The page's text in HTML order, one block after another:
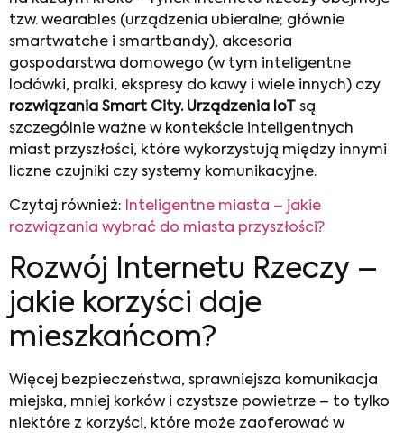
tzw. wearables (urządzenia ubieralne; głównie
smartwatche i smartbandy), akcesoria
gospodarstwa domowego (w tym inteligentne
lodówki, pralki, ekspresy do kawy i wiele innych) czy
rozwiązania Smart City. Urządzenia IoT
są
szczególnie ważne w kontekście inteligentnych
miast przyszłości, które wykorzystują między innymi
liczne czujniki czy systemy komunikacyjne.
Czytaj również: Inteligentne miasta – jakie
rozwiązania wybrać do miasta przyszłości?
Rozwój Internetu Rzeczy –
jakie korzyści daje
mieszkańcom?
Więcej bezpieczeństwa, sprawniejsza komunikacja
miejska, mniej korków i czystsze powietrze – to tylko
niektóre z korzyści, które może zaoferować w